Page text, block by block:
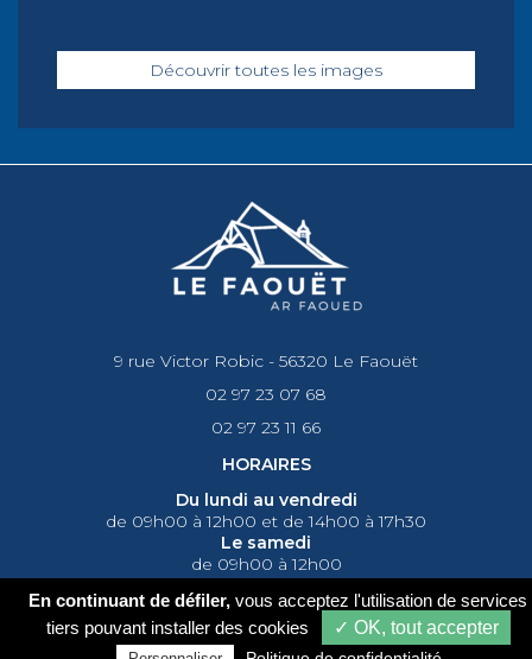
Découvrir toutes les images
9 rue Victor Robic - 56320 Le Faouët
02 97 23 07 68
02 97 23 11 66
HORAIRES
Du lundi au vendredi
de 09h00 à 12h00 et de 14h00 à 17h30
Le samedi
de 09h00 à 12h00
Nous suivre
-Contact
En continuant de défiler, vous acceptez l'utilisation de services
tiers pouvant installer des cookies
✓ OK, tout accepter